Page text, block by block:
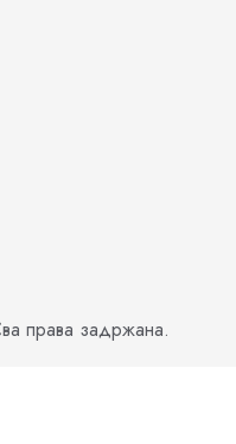
права задржана.